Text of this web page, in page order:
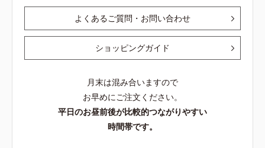
よくあるご質問・お問い合わせ
ショッピングガイド
月末は混み合いますので
お早めにご注文ください。
平日のお昼前後が比較的つながりやすい
時間帯です。